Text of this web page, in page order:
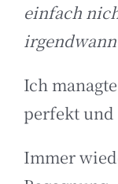
einfach
Ich
perfekt und
Immer